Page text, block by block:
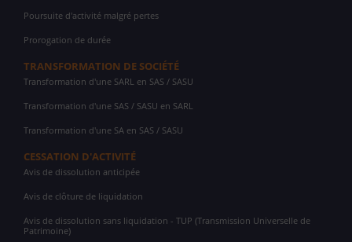
Poursuite d'activité malgré pertes
Prorogation de durée
TRANSFORMATION DE SOCIÉTÉ
Transformation d'une SARL en SAS / SASU
Transformation d'une SAS / SASU en SARL
Transformation d'une SA en SAS / SASU
CESSATION D'ACTIVITÉ
Avis de dissolution anticipée
Avis de clôture de liquidation
Avis de dissolution sans liquidation - TUP (Transmission Universelle de
Patrimoine)